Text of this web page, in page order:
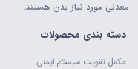
معدنی مورد نیاز بدن هستند.
دسته بندی محصولات
مکمل تقویت سیستم ایمنی